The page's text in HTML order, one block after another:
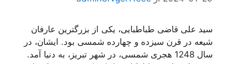
سید علی قاضی طباطبایی، یکی از بزرگترین عارفان
شیعه در قرن سیزده و چهارده شمسی بود. ایشان، در
سال 1248 هجری شمسی، در شهر تبریز، به دنیا آمد.